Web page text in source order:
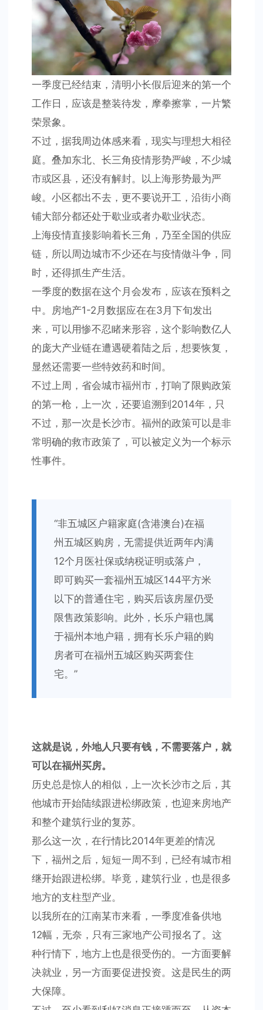
一季度已经结束，清明小长假后迎来的第一个
工作日，应该是整装待发，摩拳擦掌，一片繁
荣景象。
不过，据我周边体感来看，现实与理想大相径
庭。叠加东北、长三角疫情形势严峻，不少城
市或区县，还没有解封。以上海形势最为严
峻。小区都出不去，更不要说开工，沿街小商
铺大部分都还处于歇业或者办歇业状态。
上海疫情直接影响着长三角，乃至全国的供应
链，所以周边城市不少还在与疫情做斗争，同
时，还得抓生产生活。
一季度的数据在这个月会发布，应该在预料之
中。房地产1-2月数据应在在3月下旬发出
来，可以用惨不忍睹来形容，这个影响数亿人
的庞大产业链在遭遇硬着陆之后，想要恢复，
显然还需要一些特效药和时间。
不过上周，省会城市福州市，打响了限购政策
的第一枪，上一次，还要追溯到2014年，只
不过，那一次是长沙市。福州的政策可以是非
常明确的救市政策了，可以被定义为一个标示
性事件。
“非五城区户籍家庭(含港澳台)在福
州五城区购房，无需提供近两年内满
12个月医社保或纳税证明或落户，
即可购买一套福州五城区144平方米
以下的普通住宅，购买后该房屋仍受
限售政策影响。此外，长乐户籍也属
于福州本地户籍，拥有长乐户籍的购
房者可在福州五城区购买两套住
宅。”
这就是说，外地人只要有钱，不需要落户，就
可以在福州买房。
历史总是惊人的相似，上一次长沙市之后，其
他城市开始陆续跟进松绑政策，也迎来房地产
和整个建筑行业的复苏。
那么这一次，在行情比2014年更差的情况
下，福州之后，短短一周不到，已经有城市相
继开始跟进松绑。毕竟，建筑行业，也是很多
地方的支柱型产业。
以我所在的江南某市来看，一季度准备供地
12幅，无奈，只有三家地产公司报名了。这
种行情下，地方上也是很受伤的。一方面要解
决就业，另一方面要促进投资。这是民生的两
大保障。